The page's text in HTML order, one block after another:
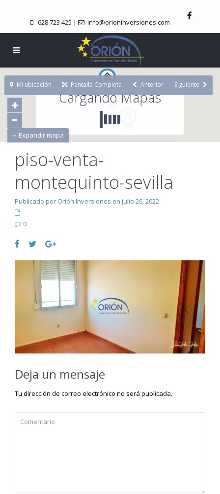
628 723 425 | info@orioninversiones.com
Cargando Mapas
Expandir mapa
Mi ubicación Pantalla Completa Anterior Siguiente
piso-venta-
montequinto-sevilla
Publicado por Orión Inversiones en julio 26, 2022
0
Deja un mensaje
Tu dirección de correo electrónico no será publicada.